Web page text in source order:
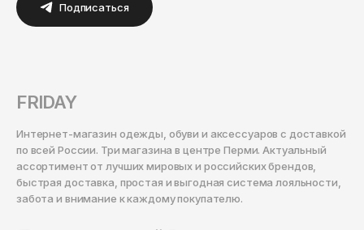
Подписаться
FRIDAY
Интернет-магазин одежды, обуви и аксессуаров с доставкой
по всей России. Три магазина в центре Перми. Актуальный
ассортимент от лучших мировых и российских брендов,
быстрая доставка, простая и выгодная система лояльности,
забота и внимание к каждому покупателю.